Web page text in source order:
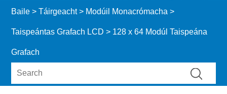
Baile > Táirgeacht> Modúil Monacrómacha >
Taispeántas Grafach LCD > 128 x 64 Modúl Taispeána
Grafach